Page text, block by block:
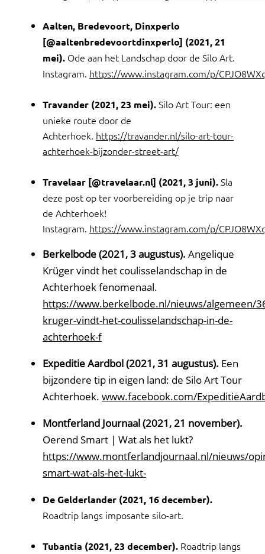
Aalten, Bredevoort, Dinxperlo
[@aaltenbredevoortdinxperlo] (2021, 21
mei). Ode aan het Landschap door de Silo Art.
Instagram. https://www.instagram.com/p/
Travander (2021, 23 mei).Silo Art Tour: een
unieke route door de
Achterhoek. https://travander.nl/silo-art-tour-
achterhoek-bijzonder-street-art/
Travelaar [@travelaar.nl] (2021, 3 juni).Sla
deze post op ter voorbereiding op je trip naar
de Achterhoek!
Instagram. https://www.instagram.com/p/
Berkelbode (2021, 3 augustus). Angelique
Krüger vindt het coulisselandschap in de
Achterhoek fenomenaal.
https://www.berkelbode.nl/nieuws/algemeen/
kruger-vindt-het-coulisselandschap-in-de-
achterhoek-f
Expeditie Aardbol (2021, 31 augustus). Een
bijzondere tip in eigen land: de Silo Art Tour
Achterhoek. www.facebook.com/
Montferland Journaal (2021, 21 november).
Oerend Smart | Wat als het lukt?
https://www.montferlandjournaal.nl/nieuws/
smart-wat-als-het-lukt-
De Gelderlander (2021, 16 december).
Roadtrip langs imposante silo-art.
Tubantia (2021, 23 december). Roadtrip langs